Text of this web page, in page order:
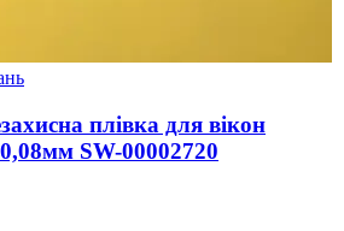
плівка для вікон
SW-00002720